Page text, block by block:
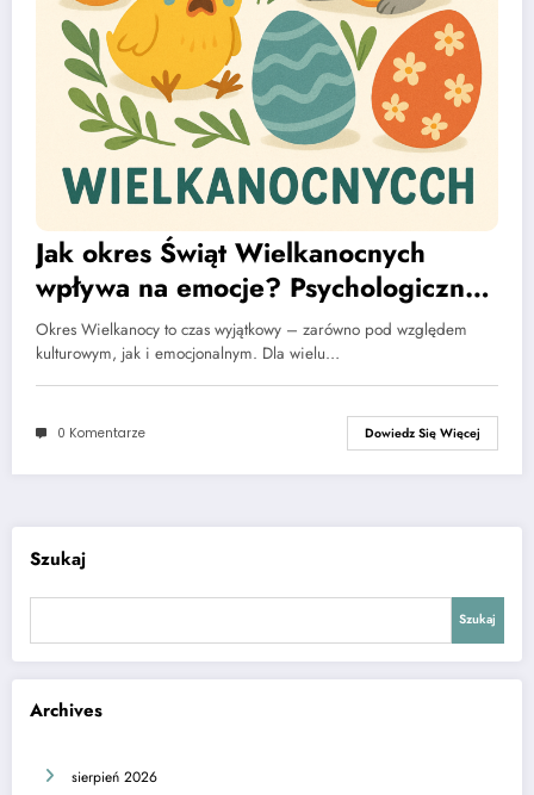
Jak okres Świąt Wielkanocnych
wpływa na emocje? Psychologiczne
spojrzenie
Okres Wielkanocy to czas wyjątkowy – zarówno pod względem
kulturowym, jak i emocjonalnym. Dla wielu…
0 Komentarze Dowiedz Się Więcej
Szukaj
Szukaj
Archives
sierpień 2026